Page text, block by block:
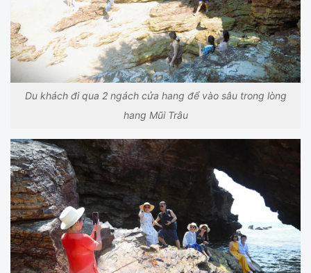
Du khách đi qua 2 ngách cửa hang để vào sâu trong lòng
hang Mũi Trâu